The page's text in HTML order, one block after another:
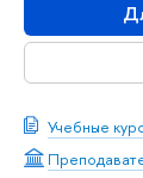
Учебные